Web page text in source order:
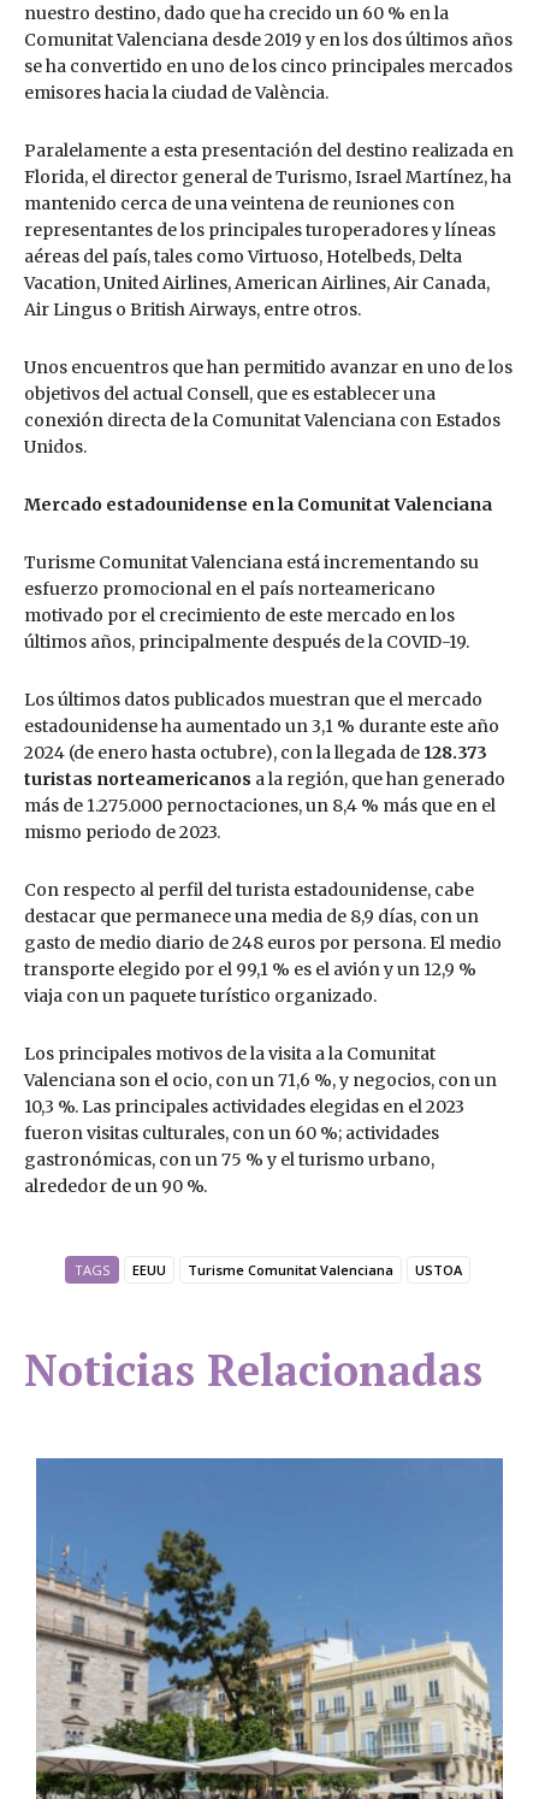
nuestro destino, dado que ha crecido un 60 % en la
Comunitat Valenciana desde 2019 y en los dos últimos años
se ha convertido en uno de los cinco principales mercados
emisores hacia la ciudad de València.
Paralelamente a esta presentación del destino realizada en
Florida, el director general de Turismo, Israel Martínez, ha
mantenido cerca de una veintena de reuniones con
representantes de los principales turoperadores y líneas
aéreas del país, tales como Virtuoso, Hotelbeds, Delta
Vacation, United Airlines, American Airlines, Air Canada,
Air Lingus o British Airways, entre otros.
Unos encuentros que han permitido avanzar en uno de los
objetivos del actual Consell, que es establecer una
conexión directa de la Comunitat Valenciana con Estados
Unidos.
Mercado estadounidense en la Comunitat Valenciana
Turisme Comunitat Valenciana está incrementando su
esfuerzo promocional en el país norteamericano
motivado por el crecimiento de este mercado en los
últimos años, principalmente después de la COVID-19.
Los últimos datos publicados muestran que el mercado
estadounidense ha aumentado un 3,1 % durante este año
2024 (de enero hasta octubre), con la llegada de 128.373
turistas norteamericanos a la región, que han generado
más de 1.275.000 pernoctaciones, un 8,4 % más que en el
mismo periodo de 2023.
Con respecto al perfil del turista estadounidense, cabe
destacar que permanece una media de 8,9 días, con un
gasto de medio diario de 248 euros por persona. El medio
transporte elegido por el 99,1 % es el avión y un 12,9 %
viaja con un paquete turístico organizado.
Los principales motivos de la visita a la Comunitat
Valenciana son el ocio, con un 71,6 %, y negocios, con un
10,3 %. Las principales actividades elegidas en el 2023
fueron visitas culturales, con un 60 %; actividades
gastronómicas, con un 75 % y el turismo urbano,
alrededor de un 90 %.
TAGS EEUU Turisme Comunitat Valenciana USTOA
Noticias Relacionadas